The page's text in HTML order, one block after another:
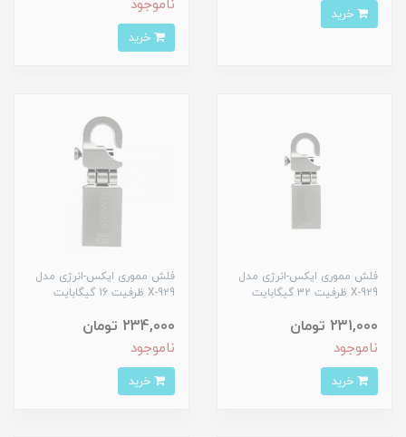
ناموجود
فلش مموری ایکس-انرژی مدل
X-929 ظرفیت 32 گیگابایت
231,000 تومان
ناموجود
فلش مموری ایکس-انرژی مدل
X-929 ظرفیت 16 گیگابایت
234,000 تومان
ناموجود